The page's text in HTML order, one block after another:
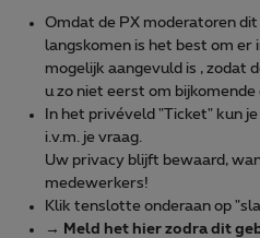
Omdat de PX moderatoren
langskomen is het best om
mogelijk aangevuld is , zodat
u zo niet eerst om
In het privéveld "Ticket" kun
i.v.m. je vraag.
Uw privacy blijft bewaard,
medewerkers!
Klik tenslotte onderaan op
→
Meld het hier zodra dit